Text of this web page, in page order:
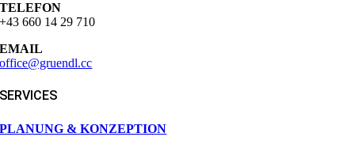
TELEFON
+43 660 14 29 710
EMAIL
office@gruendl.cc
SERVICES
PLANUNG & KONZEPTION